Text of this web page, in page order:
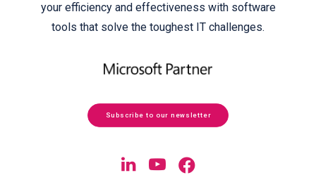
your efficiency and effectiveness with software
tools that solve the toughest IT challenges.
Subscribe to our newsletter